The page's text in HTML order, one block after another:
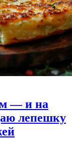
— и на
лепешку